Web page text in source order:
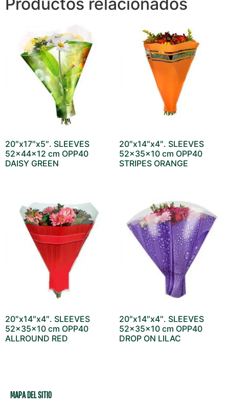
20″x17″x5″. SLEEVES
52x44x12 cm OPP40
DAISY GREEN
20″x14″x4″. SLEEVES
52x35x10 cm OPP40
STRIPES ORANGE
20″x14″x4″. SLEEVES
52x35x10 cm OPP40
ALLROUND RED
20″x14″x4″. SLEEVES
52x35x10 cm OPP40
DROP ON LILAC
MAPA DEL SITIO